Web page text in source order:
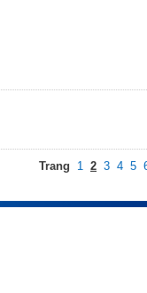
Trang 1 2 3 4 5